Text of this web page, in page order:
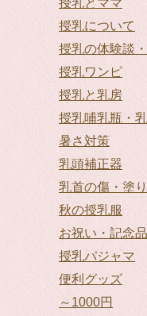
授乳について
授乳の体験談
授乳ワンピ
授乳と乳房
授乳哺乳瓶・
暑さ対策
乳頭補正器
乳首の傷・塗
秋の授乳服
お祝い・記念品
授乳パジャマ
便利グッズ
～1000円